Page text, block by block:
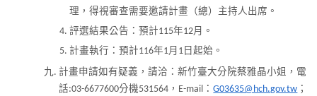
理，得視審查需要邀請計畫（總）主持人出席。
評選結果公告：預計115年12月。
計畫執行：預計116年1月1日起始。
計畫申請如有疑義，請洽：新竹臺大分院蔡雅晶小姐，電
話:03-6677600分機531564，E-mail：G03635@hch.gov.tw ；